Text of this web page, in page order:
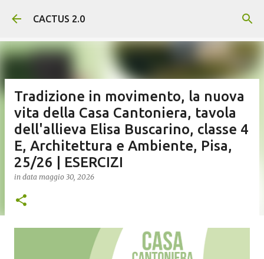
Passa ai contenuti principali
CACTUS 2.0
Tradizione in movimento, la nuova
vita della Casa Cantoniera, tavola
dell'allieva Elisa Buscarino, classe 4
E, Architettura e Ambiente, Pisa,
25/26 | ESERCIZI
in data maggio 30, 2026